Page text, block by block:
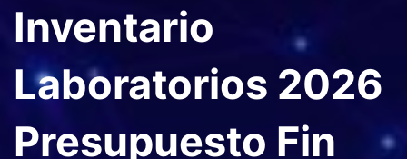
Inventario
Laboratorios 2026
Presupuesto Fin